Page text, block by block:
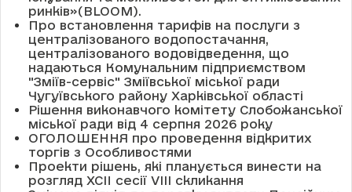
ринків»(BLOOM).
Про встановлення тарифів на послуги з
централізованого водопостачання,
централізованого водовідведення, що
надаються Комунальним підприємством
"Зміїв-сервіс" Зміївської міської ради
Чугуївського району Харківської області
Рішення виконавчого комітету Слобожанської
міської ради від 4 серпня 2026 року
ОГОЛОШЕННЯ про проведення відкритих
торгів з Особливостями
Проекти рішень, які планується винести на
розгляд XCII сесії VІІІ скликання